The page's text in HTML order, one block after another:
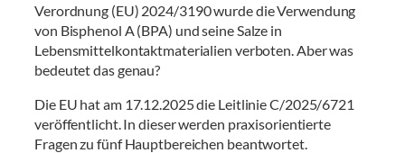
Verordnung (EU) 2024/3190 wurde die Verwendung
von Bisphenol A (BPA) und seine Salze in
Lebensmittelkontaktmaterialien verboten. Aber was
bedeutet das genau?
Die EU hat am 17.12.2025 die Leitlinie C/2025/6721
veröffentlicht. In dieser werden praxisorientierte
Fragen zu fünf Hauptbereichen beantwortet.